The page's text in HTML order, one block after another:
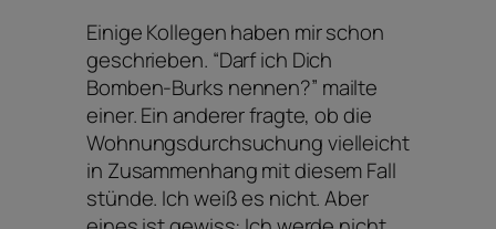
Einige Kollegen haben mir schon
geschrieben. “Darf ich Dich
Bomben-Burks nennen?” mailte
einer. Ein anderer fragte, ob die
Wohnungsdurchsuchung vielleicht
in Zusammenhang mit diesem Fall
stünde. Ich weiß es nicht. Aber